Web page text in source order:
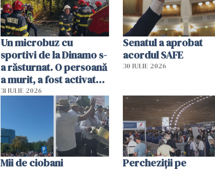
Un microbuz cu
sportivi de la Dinamo s-
a răsturnat. O persoană
a murit, a fost activat
planul roșu de
31 IULIE 2026
Senatul a aprobat
acordul SAFE
30 IULIE 2026
Mii de ciobani
Percheziții pe